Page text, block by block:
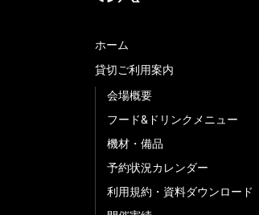
ホーム
貸切ご利用案内
会場概要
フード&ドリンクメニュー
機材・備品
予約状況カレンダー
利用規約・資料ダウンロード